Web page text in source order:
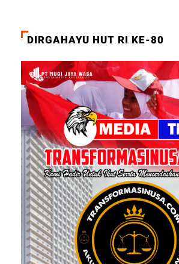
DIRGAHAYU HUT RI KE-80